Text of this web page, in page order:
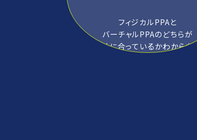
フィジカルPPAと
バーチャルPPAのどちらが
自社に合っているかわからない